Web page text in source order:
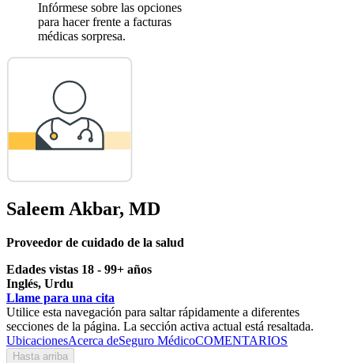
Infórmese sobre las opciones
para hacer frente a facturas
médicas sorpresa.
Saleem Akbar, MD
Proveedor de cuidado de la salud
Edades vistas 18 - 99+ años
Inglés, Urdu
Llame para una cita
Utilice esta navegación para saltar rápidamente a diferentes
secciones de la página. La sección activa actual está resaltada.
UbicacionesAcerca deSeguro MédicoCOMENTARIOS
Hasta arriba